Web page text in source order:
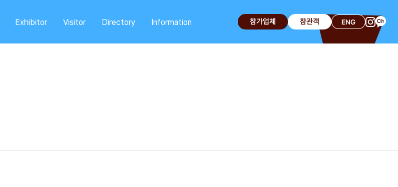
Exhibitor Visitor Directory Information 참가업체 참관객 ENG